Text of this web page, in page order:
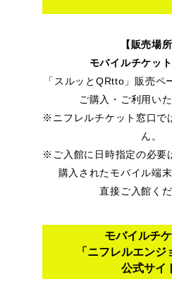
【販売場所
モバイルチケッ
「スルッとQRtto」販売ペ
ご購入・ご利用いた
※ニフレルチケット窓口で
ん。
※ご入館に日時指定の必要
購入されたモバイル端
直接ご入館くだ
モバイルチ
「ニフレルエンジ
公式サイ